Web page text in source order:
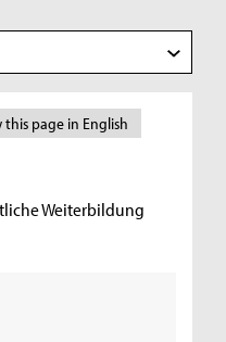
this page in English
Weiterbildung